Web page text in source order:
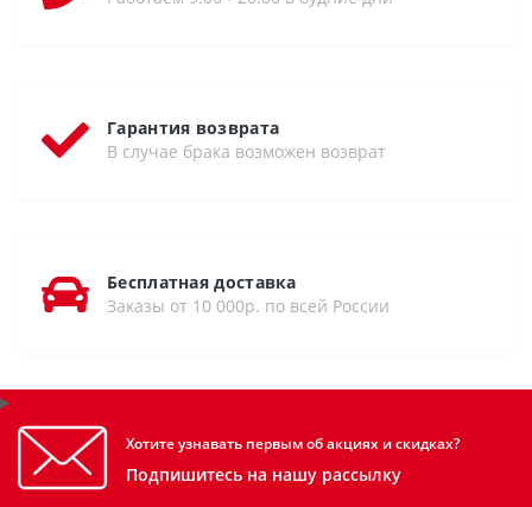
Гарантия возврата
В случае брака возможен возврат
Бесплатная доставка
Заказы от 10 000р. по всей России
Хотите узнавать первым об акциях и скидках?
Подпишитесь на нашу рассылку